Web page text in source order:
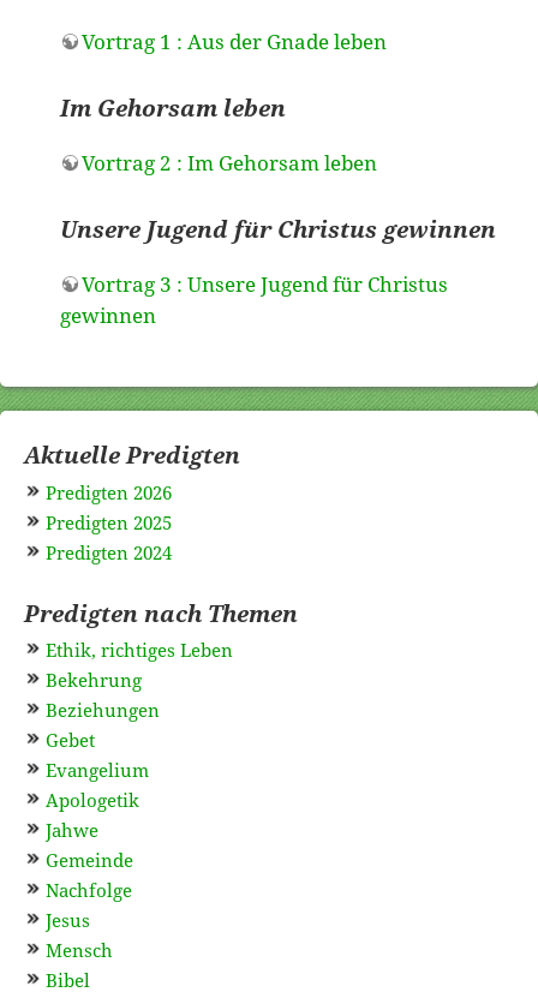
Vortrag 1 : Aus der Gnade leben
Im Gehorsam leben
Vortrag 2 : Im Gehorsam leben
Unsere Jugend für Christus gewinnen
Vortrag 3 : Unsere Jugend für Christus
gewinnen
Aktuelle Predigten
Predigten 2026
Predigten 2025
Predigten 2024
Predigten nach Themen
Ethik, richtiges Leben
Bekehrung
Beziehungen
Gebet
Evangelium
Apologetik
Jahwe
Gemeinde
Nachfolge
Jesus
Mensch
Bibel